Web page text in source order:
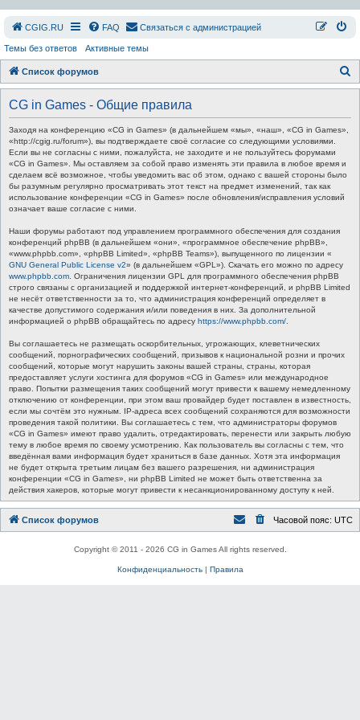
СGIG.RU FAQ Связаться с администрацией
Темы без ответов Активные темы
Список форумов
о
CG in Games - Общие правила
Заходя на конференцию «CG in Games» (в дальнейшем «мы», «наш», «CG in Games»,
«http://cgig.ru/forum»), вы подтверждаете своё согласие со следующими условиями.
Если вы не согласны с ними, пожалуйста, не заходите и не пользуйтесь форумами
«CG in Games». Мы оставляем за собой право изменять эти правила в любое время и
сделаем всё возможное, чтобы уведомить вас об этом, однако с вашей стороны было
бы разумным регулярно просматривать этот текст на предмет изменений, так как
использование конференции «CG in Games» после обновления/исправления условий
означает ваше согласие с ними.
Наши форумы работают под управлением программного обеспечения для создания
конференций phpBB (в дальнейшем «они», «программное обеспечение phpBB»,
«www.phpbb.com», «phpBB Limited», «phpBB Teams»), выпущенного по лицензии «
GNU General Public License v2» (в дальнейшем «GPL»). Скачать его можно по адресу
www.phpbb.com . Ограничения лицензии GPL для программного обеспечения phpBB
строго связаны с организацией и поддержкой интернет-конференций, и phpBB Limited
не несёт ответственности за то, что администрация конференций определяет в
качестве допустимого содержания и/или поведения в них. За дополнительной
информацией о phpBB обращайтесь по адресу https://www.phpbb.com/
Вы соглашаетесь не размещать оскорбительных, угрожающих, клеветнических
сообщений, порнографических сообщений, призывов к национальной розни и прочих
сообщений, которые могут нарушить законы вашей страны, страны, которая
предоставляет услуги хостинга для форумов «CG in Games» или международное
право. Попытки размещения таких сообщений могут привести к вашему немедленному
отключению от конференции, при этом ваш провайдер будет поставлен в известность,
если мы сочтём это нужным. IP-адреса всех сообщений сохраняются для возможности
проведения такой политики. Вы соглашаетесь с тем, что администраторы форумов
«CG in Games» имеют право удалить, отредактировать, перенести или закрыть любую
тему в любое время по своему усмотрению. Как пользователь вы согласны с тем, что
введённая вами информация будет храниться в базе данных. Хотя эта информация
не будет открыта третьим лицам без вашего разрешения, ни администрация
конференции «CG in Games», ни phpBB Limited не может быть ответственна за
действия хакеров, которые могут привести к несанкционированному доступу к ней.
Список форумов Часовой пояс: UTC
Copyright © 2011 - 2026 CG in Games All rights reserved.
Конфиденциальность| Правила